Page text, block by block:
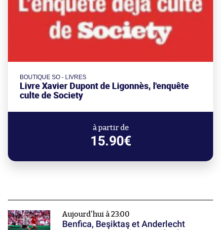
BOUTIQUE SO - LIVRES
Livre Xavier Dupont de Ligonnès, l'enquête
culte de Society
à partir de
15.90€
Aujourd'hui à 23:00
Benfica, Beşiktaş et Anderlecht